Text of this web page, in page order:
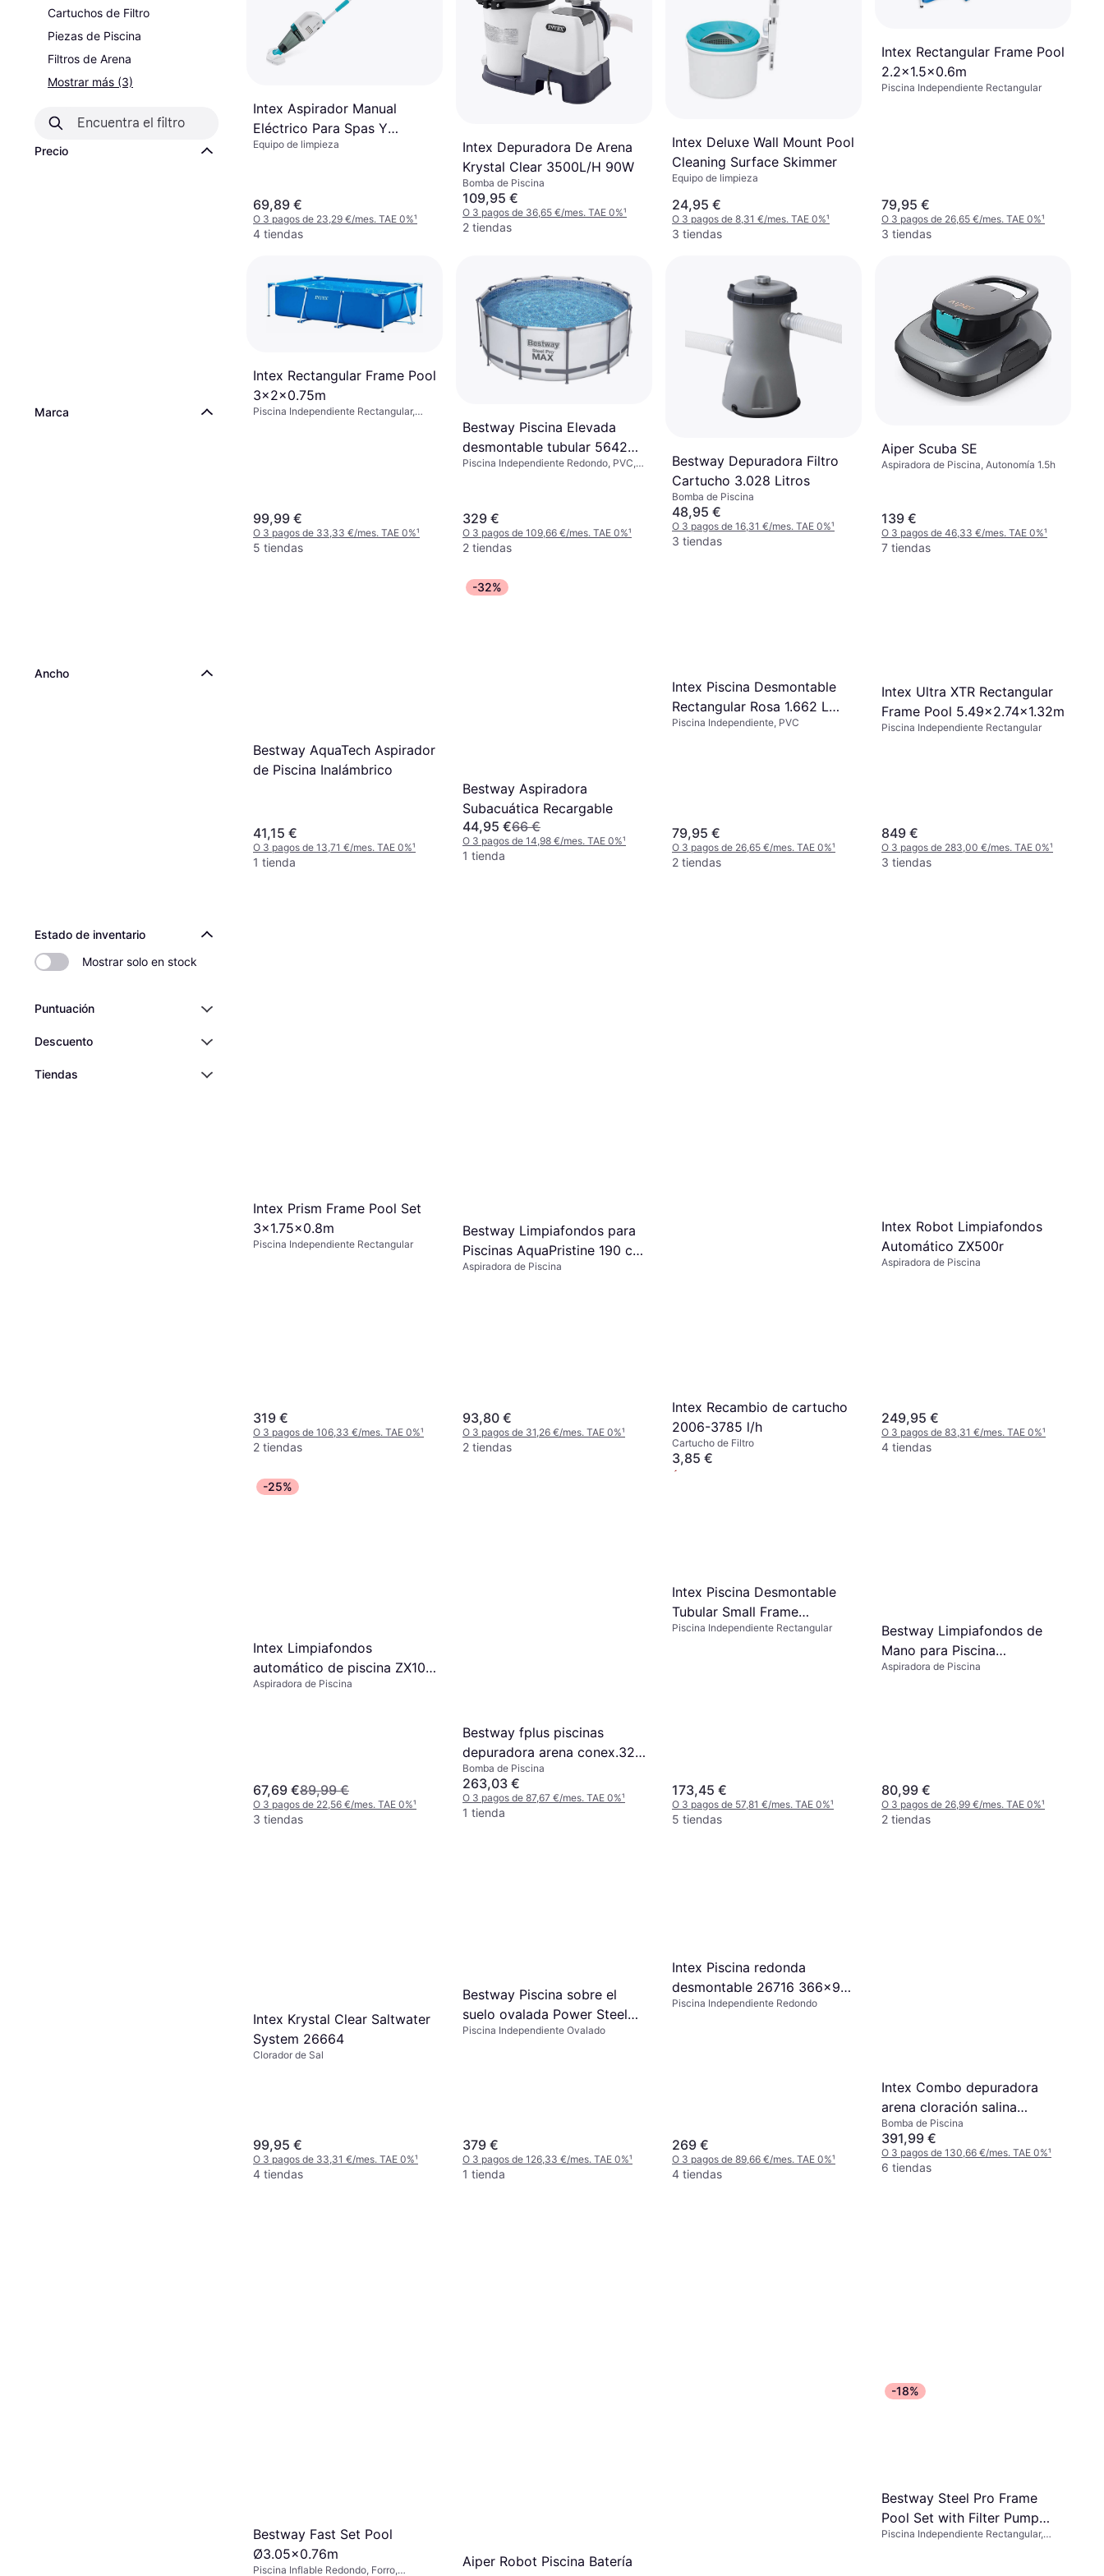
Cartuchos de Filtro
Piezas de Piscina
Filtros de Arena
Mostrar más (3)
Precio
Marca
Ancho
Estado de inventario
Mostrar solo en stock
Puntuación
Descuento
Tiendas
Intex Aspirador Manual
Eléctrico Para Spas Y
Piscinas De Hasta 5,49m
Equipo de limpieza
69,89 €
O 3 pagos de 23,29 €/mes. TAE 0%¹
4 tiendas
Intex Depuradora De Arena
Krystal Clear 3500L/H 90W
Bomba de Piscina
109,95 €
O 3 pagos de 36,65 €/mes. TAE 0%¹
2 tiendas
Intex Deluxe Wall Mount Pool
Cleaning Surface Skimmer
Equipo de limpieza
24,95 €
O 3 pagos de 8,31 €/mes. TAE 0%¹
3 tiendas
Intex Rectangular Frame Pool
2.2x1.5x0.6m
Piscina Independiente Rectangular
79,95 €
O 3 pagos de 26,65 €/mes. TAE 0%¹
3 tiendas
Intex Rectangular Frame Pool
3x2x0.75m
Piscina Independiente Rectangular,
99,99 €
O 3 pagos de 33,33 €/mes. TAE 0%¹
5 tiendas
Bestway Piscina Elevada
desmontable tubular 56420
Steel Pro Max 366x122 cm
Piscina Independiente Redondo, PVC,
329 €
O 3 pagos de 109,66 €/mes. TAE 0%¹
2 tiendas
Bestway Depuradora Filtro
Cartucho 3.028 Litros
Bomba de Piscina
48,95 €
O 3 pagos de 16,31 €/mes. TAE 0%¹
3 tiendas
Aiper Scuba SE
Aspiradora de Piscina, Autonomía 1.5h
139 €
O 3 pagos de 46,33 €/mes. TAE 0%¹
7 tiendas
Bestway AquaTech Aspirador
de Piscina Inalámbrico
41,15 €
O 3 pagos de 13,71 €/mes. TAE 0%¹
1 tienda
-32%
Bestway Aspiradora
Subacuática Recargable
44,95 €66 €
O 3 pagos de 14,98 €/mes. TAE 0%¹
1 tienda
Intex Piscina Desmontable
Rectangular Rosa 1.662 L
Small Frame
Piscina Independiente, PVC
79,95 €
O 3 pagos de 26,65 €/mes. TAE 0%¹
2 tiendas
Intex Ultra XTR Rectangular
Frame Pool 5.49x2.74x1.32m
Piscina Independiente Rectangular
849 €
O 3 pagos de 283,00 €/mes. TAE 0%¹
3 tiendas
Intex Prism Frame Pool Set
3x1.75x0.8m
Piscina Independiente Rectangular
319 €
O 3 pagos de 106,33 €/mes. TAE 0%¹
2 tiendas
Bestway Limpiafondos para
Piscinas AquaPristine 190 cm
1 Cabezal de Aspiración Azul
Aspiradora de Piscina
93,80 €
O 3 pagos de 31,26 €/mes. TAE 0%¹
2 tiendas
Intex Recambio de cartucho
2006-3785 l/h
Cartucho de Filtro
3,85 €
Agotado
Intex Robot Limpiafondos
Automático ZX500r
Aspiradora de Piscina
249,95 €
O 3 pagos de 83,31 €/mes. TAE 0%¹
4 tiendas
-25%
Intex Limpiafondos
automático de piscina ZX100
blanco
Aspiradora de Piscina
67,69 €89,99 €
O 3 pagos de 22,56 €/mes. TAE 0%¹
3 tiendas
Bestway fplus piscinas
depuradora arena conex.32-
1-3hp 58515 piscinas
depuradora arena conex.32-
1-3hp 58515
Bomba de Piscina
263,03 €
O 3 pagos de 87,67 €/mes. TAE 0%¹
1 tienda
Intex Piscina Desmontable
Tubular Small Frame
450x220x84 cm
Piscina Independiente Rectangular
173,45 €
O 3 pagos de 57,81 €/mes. TAE 0%¹
5 tiendas
Bestway Limpiafondos de
Mano para Piscina
AquaSurge 58771
Aspiradora de Piscina
80,99 €
O 3 pagos de 26,99 €/mes. TAE 0%¹
2 tiendas
Intex Krystal Clear Saltwater
System 26664
Clorador de Sal
99,95 €
O 3 pagos de 33,31 €/mes. TAE 0%¹
4 tiendas
Bestway Piscina sobre el
suelo ovalada Power Steel
305x200x84 cm
Piscina Independiente Ovalado
379 €
O 3 pagos de 126,33 €/mes. TAE 0%¹
1 tienda
Intex Piscina redonda
desmontable 26716 366x99
cm
Piscina Independiente Redondo
269 €
O 3 pagos de 89,66 €/mes. TAE 0%¹
4 tiendas
Intex Combo depuradora
arena cloración salina
56.800l
Bomba de Piscina
391,99 €
O 3 pagos de 130,66 €/mes. TAE 0%¹
6 tiendas
Bestway Fast Set Pool
Ø3.05x0.76m
Piscina Inflable Redondo, Forro,
Aiper Robot Piscina Batería
-18%
Bestway Steel Pro Frame
Pool Set with Filter Pump
3x2.01x0.66m
Piscina Independiente Rectangular,